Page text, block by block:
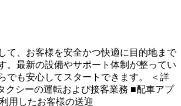
て、お客様を安全かつ快適に目的地まで
。最新の設備やサポート体制が整ってい
でも安心してスタートできます。 ＜詳
クシーの運転および接客業務 ■配車アプ
用したお客様の送迎